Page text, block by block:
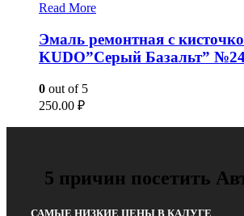
Read More
Эмаль ремонтная с
KUDO”Серый Базальт”
0 out of 5
250.00 ₽
5 причин посетить
САМЫЕ НИЗКИЕ ЦЕНЫ В КАЛУГЕ